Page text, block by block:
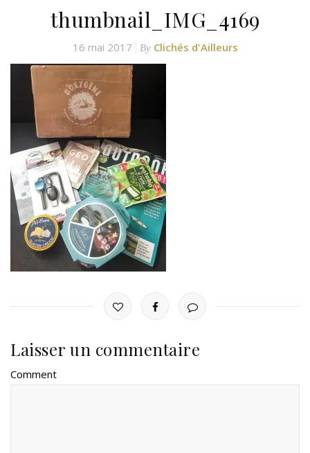
thumbnail_IMG_4169
16 mai 2017 By Clichés d'Ailleurs
Laisser un commentaire
Comment